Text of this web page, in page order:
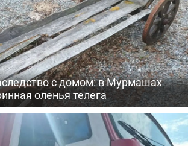
с домом: в Мурмашах
оленья телега